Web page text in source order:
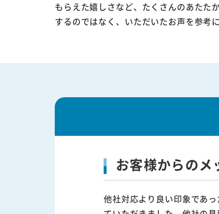
もらえた嬉しさなど、たくさんのあたた
するのではなく、いただいたお声を参考
お客様からのメ
他社対応より良い印象であ